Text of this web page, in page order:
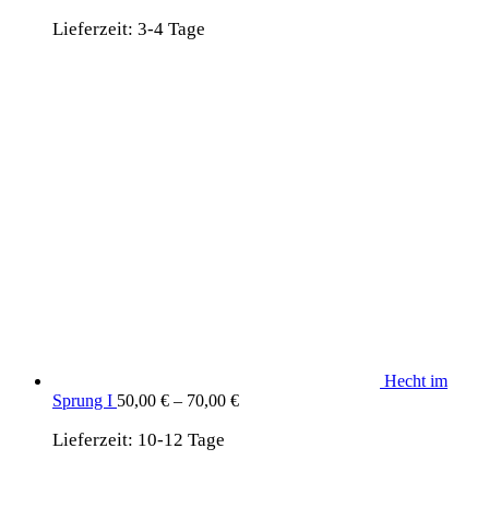
Lieferzeit: 3-4 Tage
Hecht im
Sprung I 50,00 € – 70,00 €
Lieferzeit: 10-12 Tage